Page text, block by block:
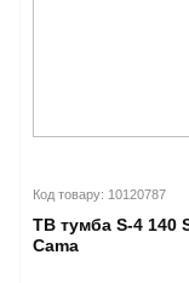
Код товару: 10120787
ТВ тумба S-4 140
Cama